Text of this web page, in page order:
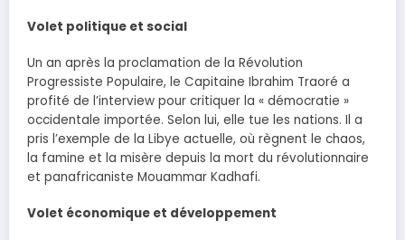
Volet politique et social
Un an après la proclamation de la Révolution
Progressiste Populaire, le Capitaine Ibrahim Traoré a
profité de l’interview pour critiquer la « démocratie »
occidentale importée. Selon lui, elle tue les nations. Il a
pris l’exemple de la Libye actuelle, où règnent le chaos,
la famine et la misère depuis la mort du révolutionnaire
et panafricaniste Mouammar Kadhafi.
Volet économique et développement